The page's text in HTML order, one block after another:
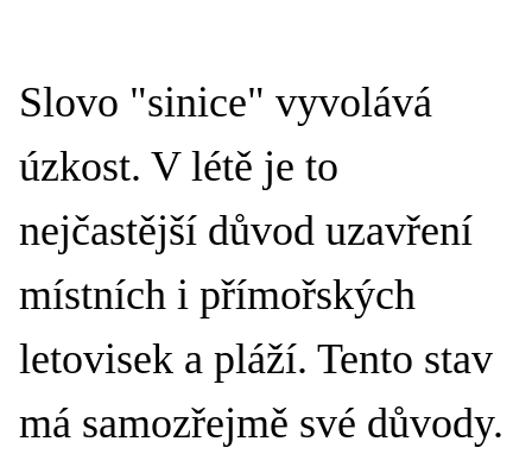
Slovo "sinice" vyvolává
úzkost. V létě je to
nejčastější důvod uzavření
místních i přímořských
letovisek a pláží. Tento stav
má samozřejmě své důvody.